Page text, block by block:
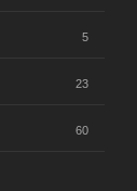
5
23
60